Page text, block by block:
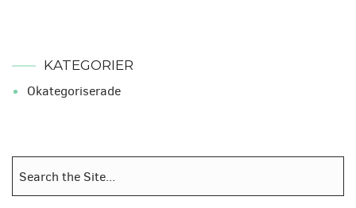
KATEGORIER
Okategoriserade
efter: